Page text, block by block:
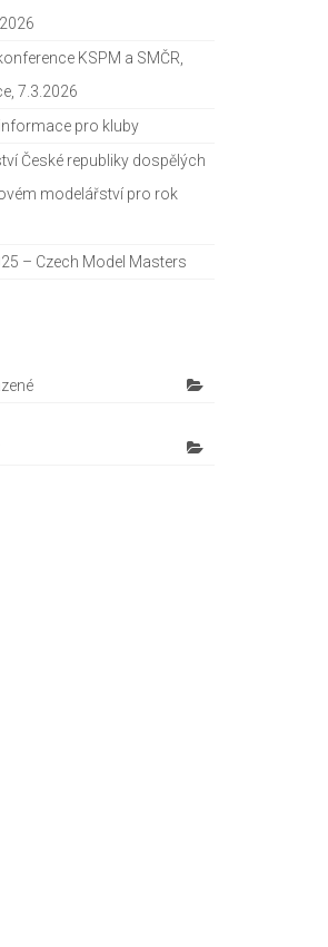
KSPM a SMČR,
7.3.2026
pro kluby
České republiky dospělých
modelářství pro rok
– Czech Model Masters